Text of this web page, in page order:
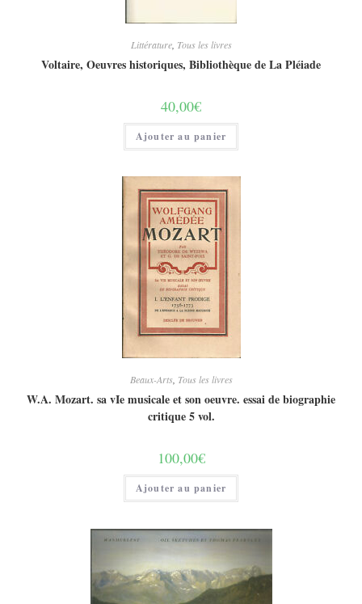
Littérature, Tous les livres
Voltaire, Oeuvres historiques, Bibliothèque de La Pléiade
40,00€
Ajouter au panier
Beaux-Arts, Tous les livres
W.A. Mozart. sa vIe musicale et son oeuvre. essai de biographie
critique 5 vol.
100,00€
Ajouter au panier